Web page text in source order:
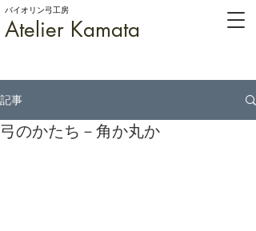
Atelier Kamata
バイオリン弓工房
記事
弓のかたち－角か丸か